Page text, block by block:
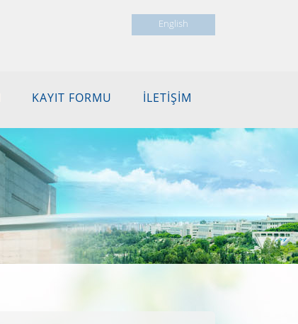
English
KAYIT FORMU İLETİŞİM